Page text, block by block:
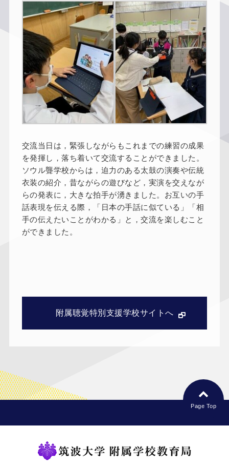
交流当日は，緊張しながらもこれまでの練習の成果
を発揮し，落ち着いて交流することができました。
ソウル聾学校からは，迫力のある太鼓の演奏や伝統
衣装の紹介，昔ながらの遊びなど，実演を交えなが
らの発表に，大きな拍手が湧きました。お互いの手
話表現を伝える際，「日本の手話に似ている」「相
手の伝えたいことがわかる」と，交流を楽しむこと
ができました。
附属聴覚特別支援学校サイトへ
Page Top